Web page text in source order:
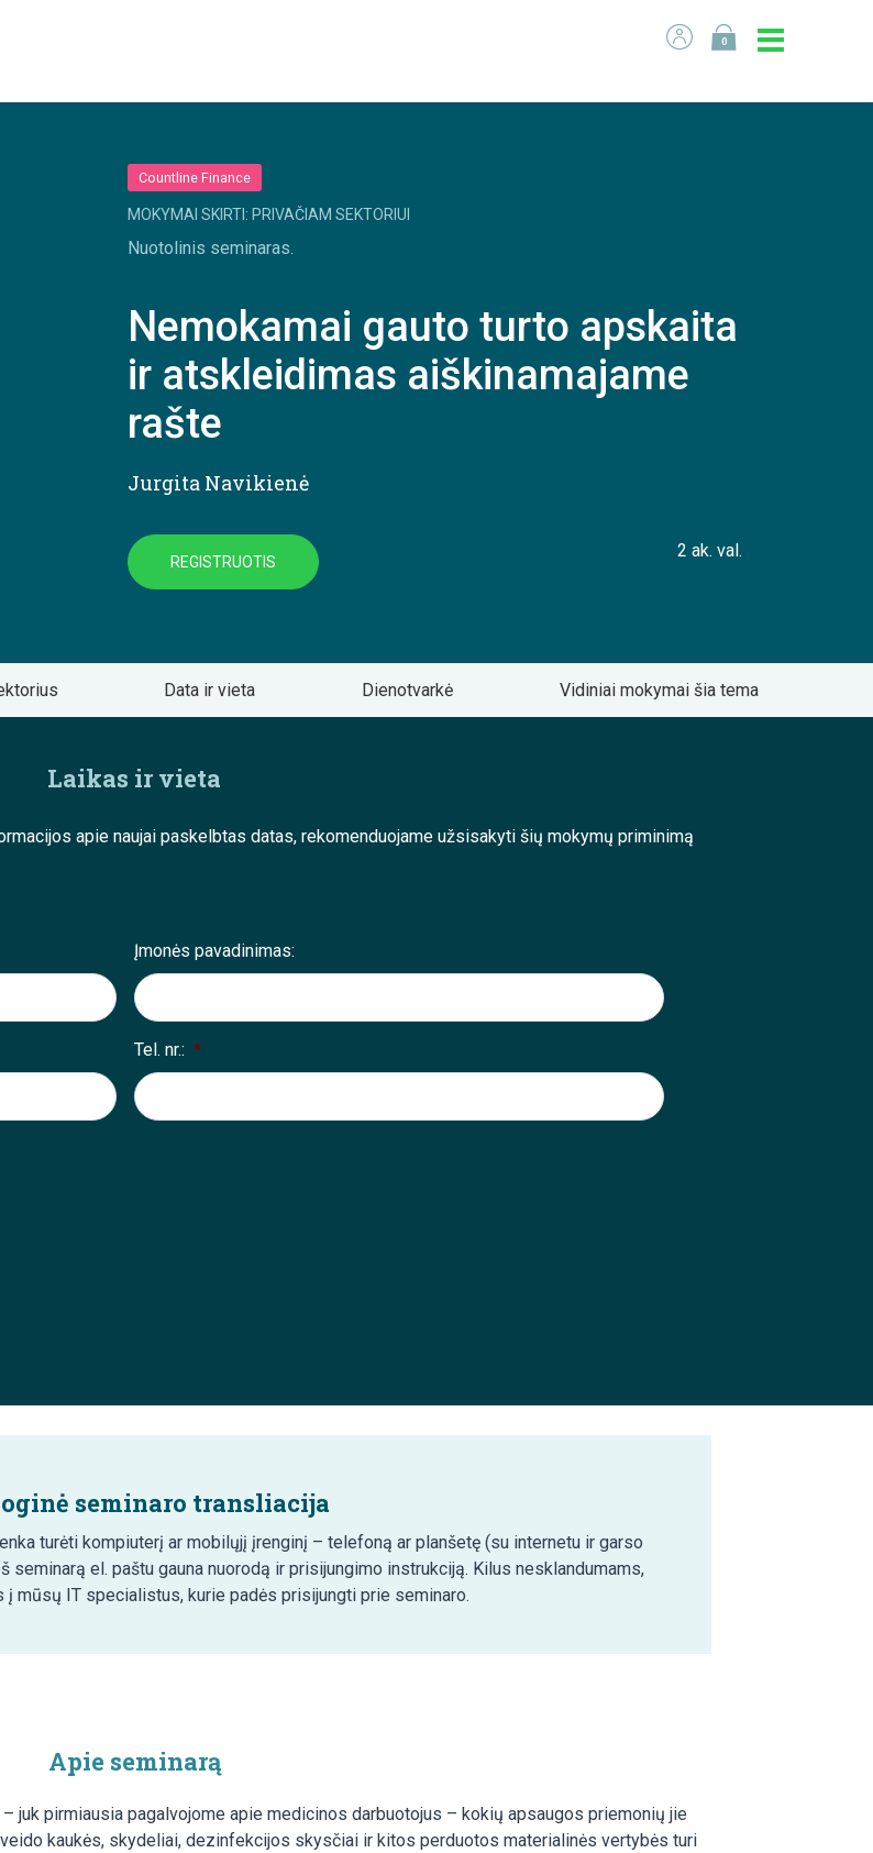
0
Countline Finance
MOKYMAI SKIRTI: PRIVAČIAM SEKTORIUI
Nuotolinis seminaras.
Nemokamai gauto turto apskaita
ir atskleidimas aiškinamajame
rašte
Jurgita Navikienė
REGISTRUOTIS
2 ak. val.
Data ir vieta Dienotvarkė Vidiniai mokymai šia tema
Laikas ir vieta
apie naujai paskelbtas datas, rekomenduojame užsisakyti šių mokymų priminimą
Įmonės pavadinimas:
Tel. nr.: *
seminaro transliacija
turėti kompiuterį ar mobilųjį įrenginį – telefoną ar planšetę (su internetu ir garso
seminarą el. paštu gauna nuorodą ir prisijungimo instrukciją. Kilus nesklandumams,
mūsų IT specialistus, kurie padės prisijungti prie seminaro.
Apie seminarą
juk pirmiausia pagalvojome apie medicinos darbuotojus – kokių apsaugos priemonių jie
kaukės, skydeliai, dezinfekcijos skysčiai ir kitos perduotos materialinės vertybės turi